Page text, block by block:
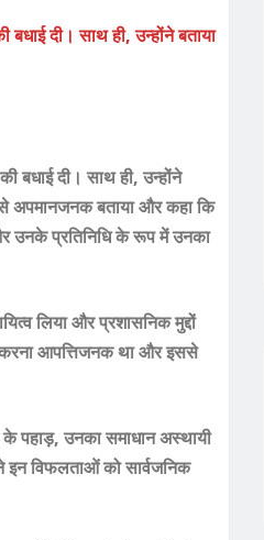
दी। साथ ही, उन्होंने बताया
बधाई दी। साथ ही, उन्होंने
अपमानजनक बताया और कहा कि
उनके प्रतिनिधि के रूप में उनका
लिया और प्रशासनिक मुद्दों
करना आपत्तिजनक था और इससे
पहाड़, उनका समाधान अस्थायी
इन विफलताओं को सार्वजनिक